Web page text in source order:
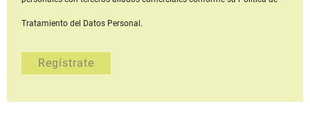
Tratamiento del Datos Personal.